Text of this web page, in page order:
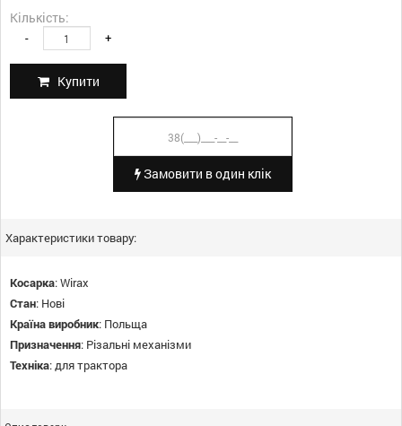
Кількість:
- +
Купити
Замовити в один клік
Характеристики товару:
Косарка:Wirax
Стан: Нові
Країна виробник: Польща
Призначення: Різальні механізми
Техніка:для трактора